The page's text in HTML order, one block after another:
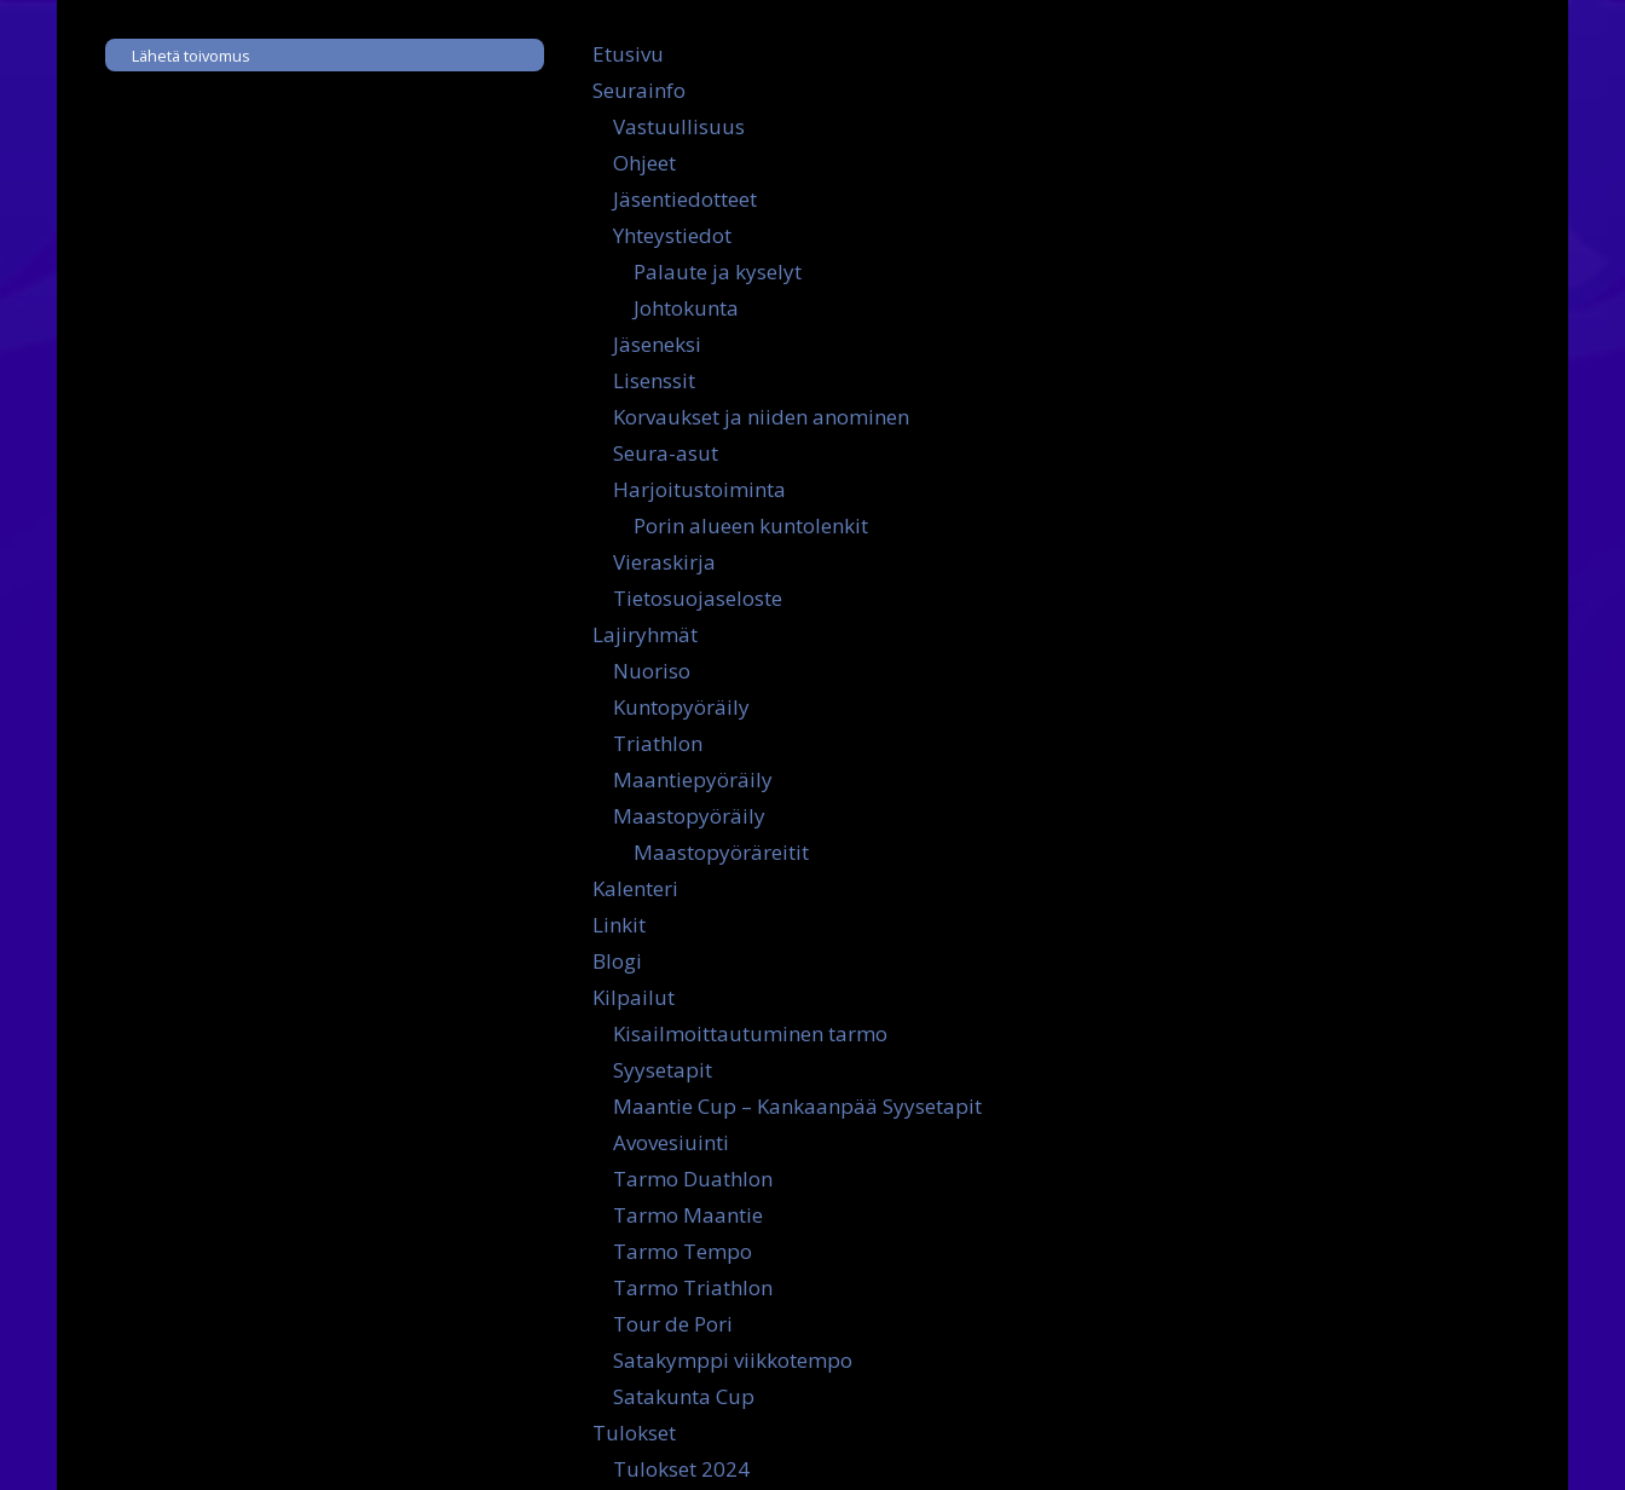
Lähetä toivomus
Etusivu
Seurainfo
Vastuullisuus
Ohjeet
Jäsentiedotteet
Yhteystiedot
Palaute ja kyselyt
Johtokunta
Jäseneksi
Lisenssit
Korvaukset ja niiden anominen
Seura-asut
Harjoitustoiminta
Porin alueen kuntolenkit
Vieraskirja
Tietosuojaseloste
Lajiryhmät
Nuoriso
Kuntopyöräily
Triathlon
Maantiepyöräily
Maastopyöräily
Maastopyöräreitit
Kalenteri
Linkit
Blogi
Kilpailut
Kisailmoittautuminen tarmo
Syysetapit
Maantie Cup – Kankaanpää Syysetapit
Avovesiuinti
Tarmo Duathlon
Tarmo Maantie
Tarmo Tempo
Tarmo Triathlon
Tour de Pori
Satakymppi viikkotempo
Satakunta Cup
Tulokset
Tulokset 2024